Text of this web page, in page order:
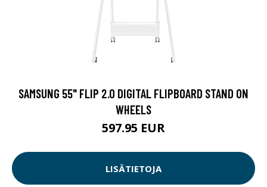
SAMSUNG 55" FLIP 2.0 DIGITAL FLIPBOARD STAND ON
WHEELS
597.95 EUR
LISÄTIETOJA